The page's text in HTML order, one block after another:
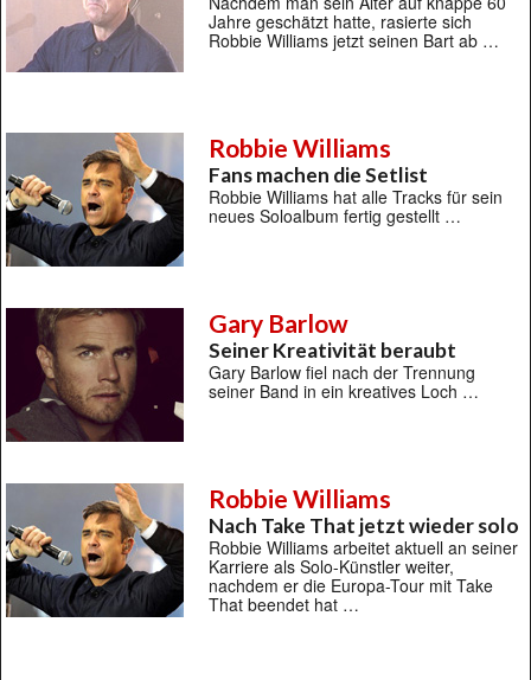
Jahre geschätzt hatte, rasierte sich
Robbie Williams jetzt seinen Bart ab …
Robbie Williams
Fans machen die Setlist
Robbie Williams hat alle Tracks für sein
neues Soloalbum fertig gestellt …
Gary Barlow
Seiner Kreativität beraubt
Gary Barlow fiel nach der Trennung
seiner Band in ein kreatives Loch …
Robbie Williams
Nach Take That jetzt wieder solo
Robbie Williams arbeitet aktuell an seiner
Karriere als Solo-Künstler weiter,
nachdem er die Europa-Tour mit Take
That beendet hat …